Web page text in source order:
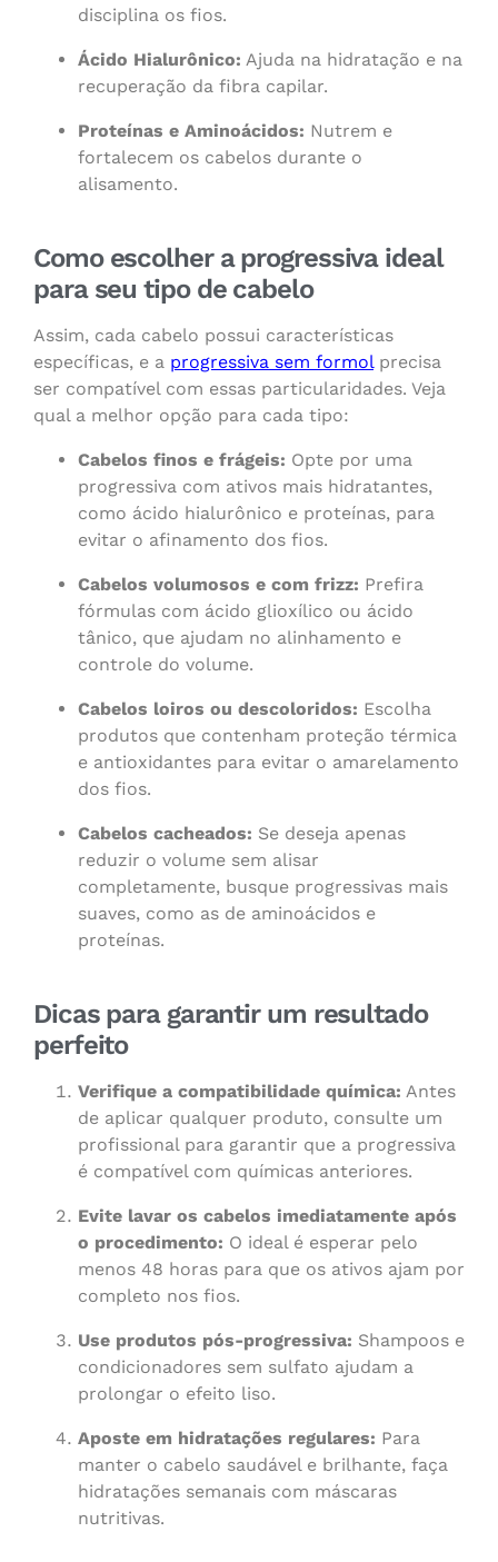
disciplina os fios.
Ácido Hialurônico: Ajuda na hidratação e na
recuperação da fibra capilar.
Proteínas e Aminoácidos: Nutrem e
fortalecem os cabelos durante o
alisamento.
Como escolher a progressiva ideal
para seu tipo de cabelo
Assim, cada cabelo possui características
específicas, e a progressiva sem formolprecisa
ser compatível com essas particularidades. Veja
qual a melhor opção para cada tipo:
Cabelos finos e frágeis: Opte por uma
progressiva com ativos mais hidratantes,
como ácido hialurônico e proteínas, para
evitar o afinamento dos fios.
Cabelos volumosos e com frizz: Prefira
fórmulas com ácido glioxílico ou ácido
tânico, que ajudam no alinhamento e
controle do volume.
Cabelos loiros ou descoloridos: Escolha
produtos que contenham proteção térmica
e antioxidantes para evitar o amarelamento
dos fios.
Cabelos cacheados: Se deseja apenas
reduzir o volume sem alisar
completamente, busque progressivas mais
suaves, como as de aminoácidos e
proteínas.
Dicas para garantir um resultado
perfeito
Verifique a compatibilidade química: Antes
de aplicar qualquer produto, consulte um
profissional para garantir que a progressiva
é compatível com químicas anteriores.
Evite lavar os cabelos imediatamente após
o procedimento: O ideal é esperar pelo
menos 48 horas para que os ativos ajam por
completo nos fios.
Use produtos pós-progressiva: Shampoos e
condicionadores sem sulfato ajudam a
prolongar o efeito liso.
Aposte em hidratações regulares: Para
manter o cabelo saudável e brilhante, faça
hidratações semanais com máscaras
nutritivas.